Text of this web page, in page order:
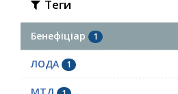
Теги
Бенефіціар 1
ЛОДА 1